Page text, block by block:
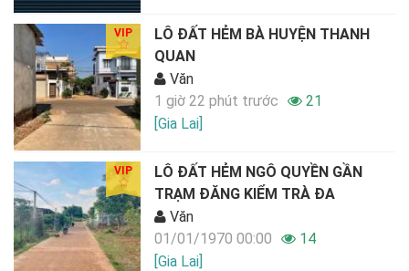
VIP
LÔ ĐẤT HẺM BÀ HUYỆN THANH
QUAN
Văn
1 giờ 22 phút trước
21
[Gia Lai]
VIP
LÔ ĐẤT HẺM NGÔ QUYỀN GẦN
TRẠM ĐĂNG KIỂM TRÀ ĐA
Văn
01/01/1970 00:00
14
[Gia Lai]